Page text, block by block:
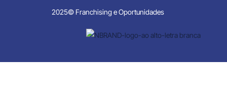
2025© Franchising e Oportunidades